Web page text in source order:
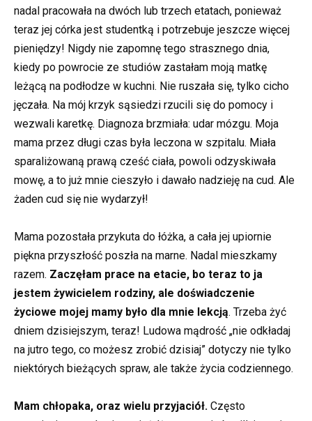
nadal pracowała na dwóch lub trzech etatach, ponieważ
teraz jej córka jest studentką i potrzebuje jeszcze więcej
pieniędzy! Nigdy nie zapomnę tego strasznego dnia,
kiedy po powrocie ze studiów zastałam moją matkę
leżącą na podłodze w kuchni. Nie ruszała się, tylko cicho
jęczała. Na mój krzyk sąsiedzi rzucili się do pomocy i
wezwali karetkę. Diagnoza brzmiała: udar mózgu. Moja
mama przez długi czas była leczona w szpitalu. Miała
sparaliżowaną prawą cześć ciała, powoli odzyskiwała
mowę, a to już mnie cieszyło i dawało nadzieję na cud. Ale
żaden cud się nie wydarzył!
Mama pozostała przykuta do łóżka, a cała jej upiornie
piękna przyszłość poszła na marne. Nadal mieszkamy
razem. Zaczęłam prace na etacie, bo teraz to ja
jestem żywicielem rodziny, ale doświadczenie
życiowe mojej mamy było dla mnie lekcją. Trzeba żyć
dniem dzisiejszym, teraz! Ludowa mądrość „nie odkładaj
na jutro tego, co możesz zrobić dzisiaj” dotyczy nie tylko
niektórych bieżących spraw, ale także życia codziennego.
Mam chłopaka, oraz wielu przyjaciół. Często